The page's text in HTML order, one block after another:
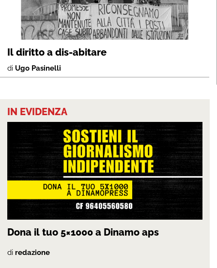
Il diritto a dis-abitare
di Ugo Pasinelli
IN EVIDENZA
Dona il tuo 5×1000 a Dinamo aps
di redazione